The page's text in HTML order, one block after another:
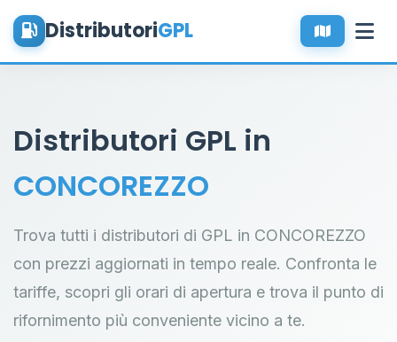
DistributoriGPL
Distributori GPL in
CONCOREZZO
Trova tutti i distributori di GPL in CONCOREZZO
con prezzi aggiornati in tempo reale. Confronta le
tariffe, scopri gli orari di apertura e trova il punto di
rifornimento più conveniente vicino a te.